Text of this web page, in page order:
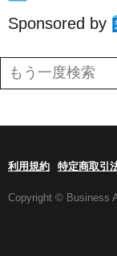
Sponsored by
利用規約 特定商取引
Copyright © Business